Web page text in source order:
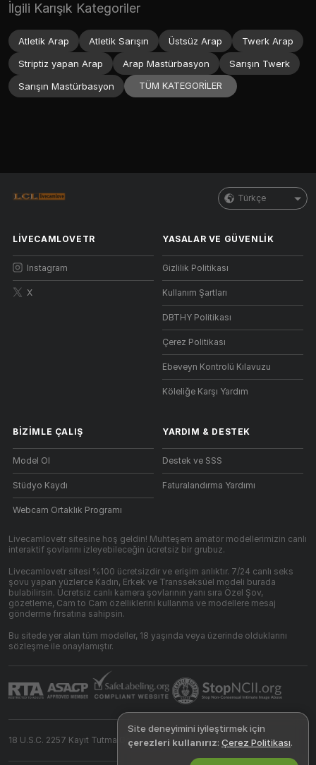
İlgili Karışık Kategoriler
Atletik Arap Atletik Sarışın Üstsüz Arap
Twerk Arap
Striptiz yapan Arap
Arap Mastürbasyon
Sarışın Twerk
Sarışın Mastürbasyon
TÜM KATEGORİLER
Türkçe
LIVECAMLOVETR
Instagram
X
YASALAR VE GÜVENLIK
Gizlilik Politikası
Kullanım Şartları
DBTHY Politikası
Çerez Politikası
Ebeveyn Kontrolü Kılavuzu
Köleliğe Karşı Yardım
BIZIMLE ÇALIŞ
Model Ol
Stüdyo Kaydı
Webcam Ortaklık Programı
YARDIM & DESTEK
Destek ve SSS
Faturalandırma Yardımı
Livecamlovetr sitesine hoş geldin! Muhteşem amatör modellerimizin canlı
interaktif şovlarını izleyebileceğin ücretsiz bir grubuz.
Livecamlovetr sitesi %100 ücretsizdir ve erişim anlıktır. 7/24 canlı seks
şovu yapan yüzlerce Kadın, Erkek ve Transseksüel modeli burada
bulabilirsin. Ücretsiz canlı kamera şovlarının yanı sıra Özel Şov,
gözetleme, Cam to Cam özelliklerini kullanma ve modellere mesaj
gönderme fırsatına sahipsin.
Bu sitede yer alan tüm modeller, 18 yaşında veya üzerinde olduklarını
sözleşme ile onaylamıştır.
18 U.S.C. 2257 Kayıt Tutma Gereksinimleri Uyumluluk Beyanı
Site deneyimini iyileştirmek için
çerezleri kullanırız: Çerez Politikası.